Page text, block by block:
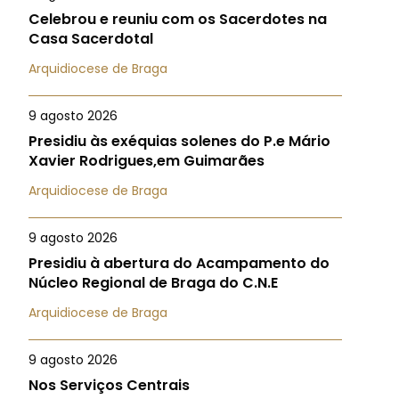
Celebrou e reuniu com os Sacerdotes na
Casa Sacerdotal
Arquidiocese de Braga
9 agosto 2026
Presidiu às exéquias solenes do P.e Mário
Xavier Rodrigues,em Guimarães
Arquidiocese de Braga
9 agosto 2026
Presidiu à abertura do Acampamento do
Núcleo Regional de Braga do C.N.E
Arquidiocese de Braga
9 agosto 2026
Nos Serviços Centrais